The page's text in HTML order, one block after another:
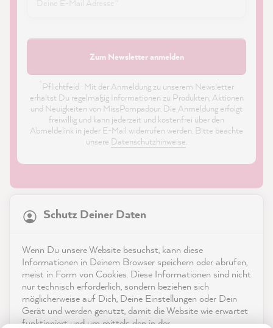
Zum Newsletter anmelden
Pflichtfeld · Mit der Anmeldung zu unserem Newsletter
erhältst Du regelmäßig Informationen zu Produkten, Aktionen
und Neuigkeiten von MissPompadour. Die Anmeldung erfolgt
freiwillig und kann jederzeit und kostenfrei über den
Abmeldelink in jeder E-Mail widerrufen werden. Bitte beachte
unsere Datenschutzhinweise.
Service
Kontakt
Schutz Deiner Daten
Wenn Du unsere Website besuchst, kann diese
Informationen in Deinem Browser speichern oder abrufen,
meist in Form von Cookies. Diese Informationen sind nicht
nur technisch erforderlich, sondern beziehen sich
möglicherweise auf Dich, Deine Einstellungen oder Dein
Gerät und werden genutzt, damit die Website wie erwartet
funktioniert und um mittels den in der
21.835Bewertungen
reviews-io